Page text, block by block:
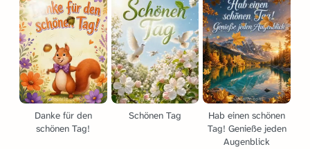
Danke für den
schönen Tag!
Schönen Tag
Hab einen schönen
Tag! Genieße jeden
Augenblick